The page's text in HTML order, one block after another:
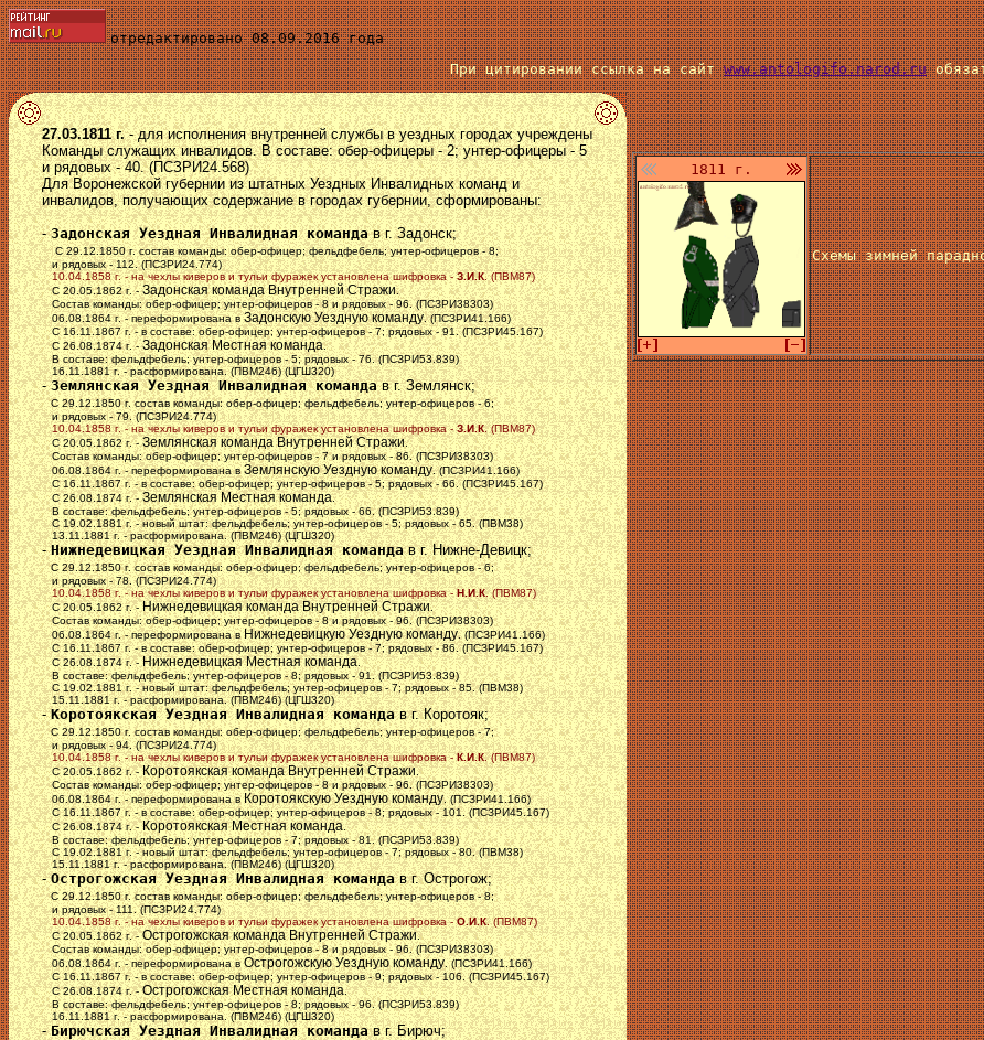
отредактировано 08.09.2016 года
При цитировании ссылка на сайтwww.antologifo.narod.ru
27.03.1811 г.- для исполнения внутренней службы в уездных городах учреждены
Команды служащих инвалидов. В составе: обер-офицеры - 2; унтер-офицеры - 5
и рядовых - 40. (ПСЗРИ24.568)
Для Воронежской губернии из штатных Уездных Инвалидных команд и
инвалидов, получающих содержание в городах губернии, сформированы:
-Задонская Уездная Инвалидная командав г. Задонск;
С 29.12.1850 г. состав команды: обер-офицер; фельдфебель; унтер-офицеров - 8;
и рядовых - 112. (ПСЗРИ24.774)
10.04.1858 г. - на чехлы киверов и тульи фуражек установлена шифровка -З.И.К. (ПВМ87)
С 20.05.1862 г. -Задонская команда Внутренней Стражи.
Состав команды: обер-офицер; унтер-офицеров - 8 и рядовых - 96. (ПСЗРИ38303)
06.08.1864 г. - переформирована вЗадонскую Уездную команду. (ПСЗРИ41.166)
С 16.11.1867 г. - в составе: обер-офицер; унтер-офицеров - 7; рядовых - 91. (ПСЗРИ45.167)
С 26.08.1874 г. -Задонская Местная команда.
В составе: фельдфебель; унтер-офицеров - 5; рядовых - 76. (ПСЗРИ53.839)
16.11.1881 г. - расформирована. (ПВМ246) (ЦГШ320)
-Землянская Уездная Инвалидная командав г. Землянск;
С 29.12.1850 г. состав команды: обер-офицер; фельдфебель; унтер-офицеров - 6;
и рядовых - 79. (ПСЗРИ24.774)
10.04.1858 г. - на чехлы киверов и тульи фуражек установлена шифровка -З.И.К. (ПВМ87)
С 20.05.1862 г. -Землянская команда Внутренней Стражи.
Состав команды: обер-офицер; унтер-офицеров - 7 и рядовых - 86. (ПСЗРИ38303)
06.08.1864 г. - переформирована вЗемлянскую Уездную команду. (ПСЗРИ41.166)
С 16.11.1867 г. - в составе: обер-офицер; унтер-офицеров - 5; рядовых - 66. (ПСЗРИ45.167)
С 26.08.1874 г. -Землянская Местная команда.
В составе: фельдфебель; унтер-офицеров - 5; рядовых - 66. (ПСЗРИ53.839)
С 19.02.1881 г. - новый штат: фельдфебель; унтер-офицеров - 5; рядовых - 65. (ПВМ38)
13.11.1881 г. - расформирована. (ПВМ246) (ЦГШ320)
-Нижнедевицкая Уездная Инвалидная командав г. Нижне-Девицк;
С 29.12.1850 г. состав команды: обер-офицер; фельдфебель; унтер-офицеров - 6;
и рядовых - 78. (ПСЗРИ24.774)
10.04.1858 г. - на чехлы киверов и тульи фуражек установлена шифровка -Н.И.К. (ПВМ87)
С 20.05.1862 г. -Нижнедевицкая команда Внутренней Стражи.
Состав команды: обер-офицер; унтер-офицеров - 8 и рядовых - 96. (ПСЗРИ38303)
06.08.1864 г. - переформирована вНижнедевицкую Уездную команду. (ПСЗРИ41.166)
С 16.11.1867 г. - в составе: обер-офицер; унтер-офицеров - 7; рядовых - 86. (ПСЗРИ45.167)
С 26.08.1874 г. -Нижнедевицкая Местная команда.
В составе: фельдфебель; унтер-офицеров - 8; рядовых - 91. (ПСЗРИ53.839)
С 19.02.1881 г. - новый штат: фельдфебель; унтер-офицеров - 7; рядовых - 85. (ПВМ38)
15.11.1881 г. - расформирована. (ПВМ246) (ЦГШ320)
-Коротоякская Уездная Инвалидная командав г. Коротояк;
С 29.12.1850 г. состав команды: обер-офицер; фельдфебель; унтер-офицеров - 7;
и рядовых - 94. (ПСЗРИ24.774)
10.04.1858 г. - на чехлы киверов и тульи фуражек установлена шифровка -К.И.К. (ПВМ87)
С 20.05.1862 г. -Коротоякская команда Внутренней Стражи.
Состав команды: обер-офицер; унтер-офицеров - 8 и рядовых - 96. (ПСЗРИ38303)
06.08.1864 г. - переформирована вКоротоякскую Уездную команду. (ПСЗРИ41.166)
С 16.11.1867 г. - в составе: обер-офицер; унтер-офицеров - 8; рядовых - 101. (ПСЗРИ45.167)
С 26.08.1874 г. -Коротоякская Местная команда.
В составе: фельдфебель; унтер-офицеров - 7; рядовых - 81. (ПСЗРИ53.839)
С 19.02.1881 г. - новый штат: фельдфебель; унтер-офицеров - 7; рядовых - 80. (ПВМ38)
15.11.1881 г. - расформирована. (ПВМ246) (ЦГШ320)
-Острогожская Уездная Инвалидная командав г. Острогож;
С 29.12.1850 г. состав команды: обер-офицер; фельдфебель; унтер-офицеров - 8;
и рядовых - 111. (ПСЗРИ24.774)
10.04.1858 г. - на чехлы киверов и тульи фуражек установлена шифровка -О.И.К. (ПВМ87)
С 20.05.1862 г. -Острогожская команда Внутренней Стражи.
Состав команды: обер-офицер; унтер-офицеров - 8 и рядовых - 96. (ПСЗРИ38303)
06.08.1864 г. - переформирована вОстрогожскую Уездную команду. (ПСЗРИ41.166)
С 16.11.1867 г. - в составе: обер-офицер; унтер-офицеров - 9; рядовых - 106. (ПСЗРИ45.167)
С 26.08.1874 г. -Острогожская Местная команда.
В составе: фельдфебель; унтер-офицеров - 8; рядовых - 96. (ПСЗРИ53.839)
16.11.1881 г. - расформирована. (ПВМ246) (ЦГШ320)
-Бирючская Уездная Инвалидная командав г. Бирюч;
1811 г.
Схемы зимней